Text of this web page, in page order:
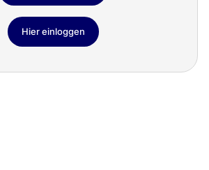
Hier einloggen